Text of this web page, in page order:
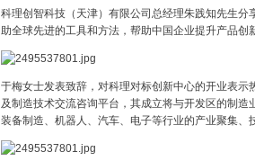
科理创智科技（天津）有限公司总经理朱践知先生分
助全球先进的工具和方法，帮助中国企业提升产品创
于梅女士发表致辞，对科理对标创新中心的开业表示
及制造技术交流咨询平台，其成立将与开发区的制
装备制造、机器人、汽车、电子等行业的产业聚集、